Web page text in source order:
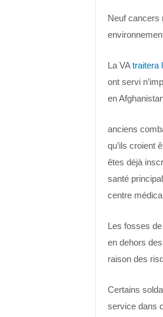
Neuf cancers
La VAtraitera
ont servi
en
anciens
qu’ils croient
êtes déjà
santé
centre
Les fosses
en dehors
raison des
Certains
service dans